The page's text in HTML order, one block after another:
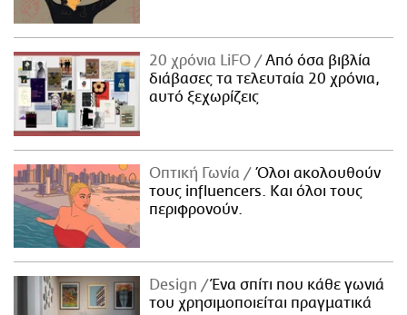
20 χρόνια LiFO
Από όσα βιβλία
διάβασες τα τελευταία 20 χρόνια,
αυτό ξεχωρίζεις
Οπτική Γωνία
Όλοι ακολουθούν
τους influencers. Και όλοι τους
περιφρονούν.
Design
Ένα σπίτι που κάθε γωνιά
του χρησιμοποιείται πραγματικά